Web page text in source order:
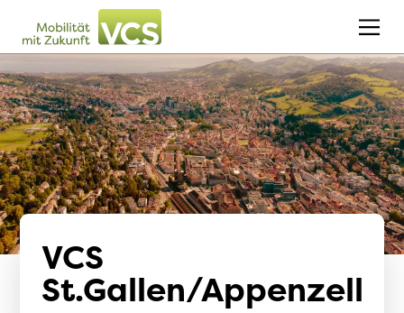
VCS
St.Gallen/Appenzell